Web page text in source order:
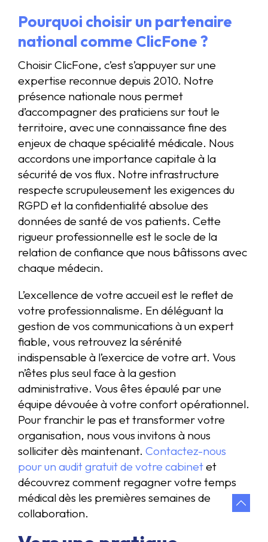
Pourquoi choisir un partenaire
national comme ClicFone ?
Choisir ClicFone, c’est s’appuyer sur une
expertise reconnue depuis 2010. Notre
présence nationale nous permet
d’accompagner des praticiens sur tout le
territoire, avec une connaissance fine des
enjeux de chaque spécialité médicale. Nous
accordons une importance capitale à la
sécurité de vos flux. Notre infrastructure
respecte scrupuleusement les exigences du
RGPD et la confidentialité absolue des
données de santé de vos patients. Cette
rigueur professionnelle est le socle de la
relation de confiance que nous bâtissons avec
chaque médecin.
L’excellence de votre accueil est le reflet de
votre professionnalisme. En déléguant la
gestion de vos communications à un expert
fiable, vous retrouvez la sérénité
indispensable à l’exercice de votre art. Vous
n’êtes plus seul face à la gestion
administrative. Vous êtes épaulé par une
équipe dévouée à votre confort opérationnel.
Pour franchir le pas et transformer votre
organisation, nous vous invitons à nous
solliciter dès maintenant. Contactez-nous
pour un audit gratuit de votre cabinetet
découvrez comment regagner votre temps
médical dès les premières semaines de
collaboration.